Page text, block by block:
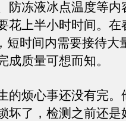
防冻液冰点温度等内
花上半小时时间。在
短时间内需要接待大
成质量可想而知。
烦心事还没有完。
坏了，检测之前还是